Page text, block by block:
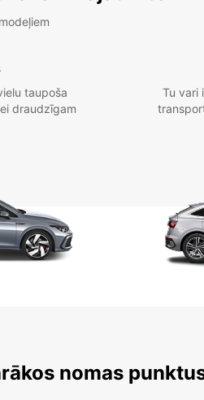
taupoša
draudzīgam
Tu vari
nomas